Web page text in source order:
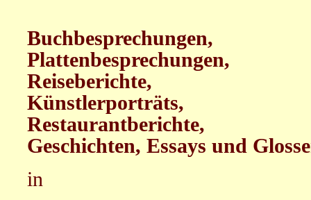
Buchbesprechungen,
Plattenbesprechungen,
Reiseberichte,
Künstlerporträts,
Restaurantberichte,
Geschichten, Essays und
in